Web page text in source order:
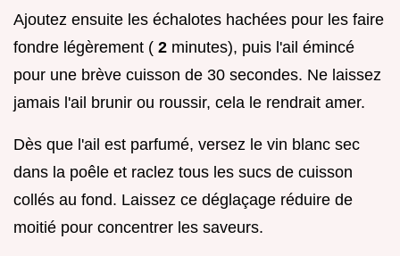
Ajoutez ensuite les échalotes hachées pour les faire
fondre légèrement ( 2 minutes), puis l'ail émincé
pour une brève cuisson de 30 secondes. Ne laissez
jamais l'ail brunir ou roussir, cela le rendrait amer.
Dès que l'ail est parfumé, versez le vin blanc sec
dans la poêle et raclez tous les sucs de cuisson
collés au fond. Laissez ce déglaçage réduire de
moitié pour concentrer les saveurs.